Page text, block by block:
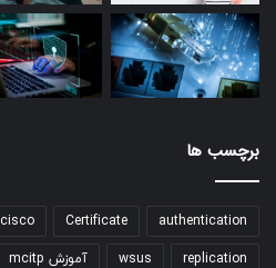
برچسب ها
authentication
Certificate
cisco
replication
wsus آموزش mcitp